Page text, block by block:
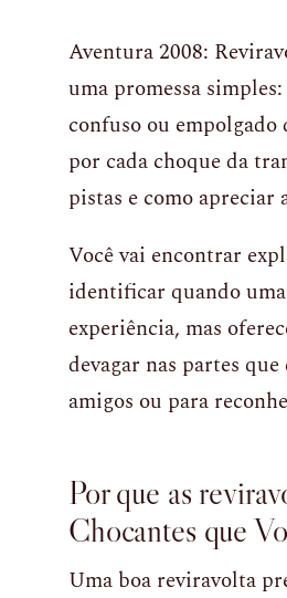
Aventura 2008:
uma promessa
confuso ou empolgado
por cada choque da
pistas e como apreciar
Você vai encontrar
identificar quando
experiência, mas
devagar nas partes
amigos ou para
Por que as
Chocantes que
Uma boa reviravolta